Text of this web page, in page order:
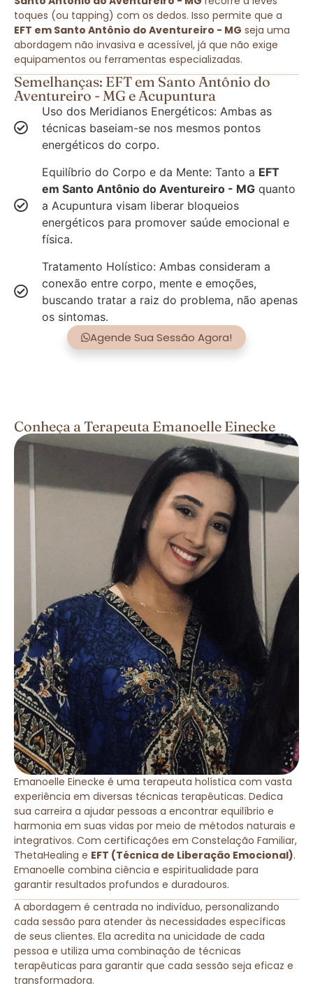
toques (ou tapping) com os dedos. Isso permite que a
EFT em Santo Antônio do Aventureiro - MG seja uma
abordagem não invasiva e acessível, já que não exige
equipamentos ou ferramentas especializadas.
Semelhanças: EFT em Santo Antônio do
Aventureiro - MG e Acupuntura
Uso dos Meridianos Energéticos: Ambas as
técnicas baseiam-se nos mesmos pontos
energéticos do corpo.
Equilíbrio do Corpo e da Mente: Tanto a EFT
em Santo Antônio do Aventureiro - MG quanto
a Acupuntura visam liberar bloqueios
energéticos para promover saúde emocional e
física.
Tratamento Holístico: Ambas consideram a
conexão entre corpo, mente e emoções,
buscando tratar a raiz do problema, não apenas
os sintomas.
Agende Sua Sessão Agora!
Conheça a Terapeuta Emanoelle Einecke
Emanoelle Einecke é uma terapeuta holística com vasta
experiência em diversas técnicas terapêuticas. Dedica
sua carreira a ajudar pessoas a encontrar equilíbrio e
harmonia em suas vidas por meio de métodos naturais e
integrativos. Com certificações em Constelação Familiar,
ThetaHealing e EFT (Técnica de Liberação Emocional).
Emanoelle combina ciência e espiritualidade para
garantir resultados profundos e duradouros.
A abordagem é centrada no indivíduo, personalizando
cada sessão para atender às necessidades específicas
de seus clientes. Ela acredita na unicidade de cada
pessoa e utiliza uma combinação de técnicas
terapêuticas para garantir que cada sessão seja eficaz e
transformadora.